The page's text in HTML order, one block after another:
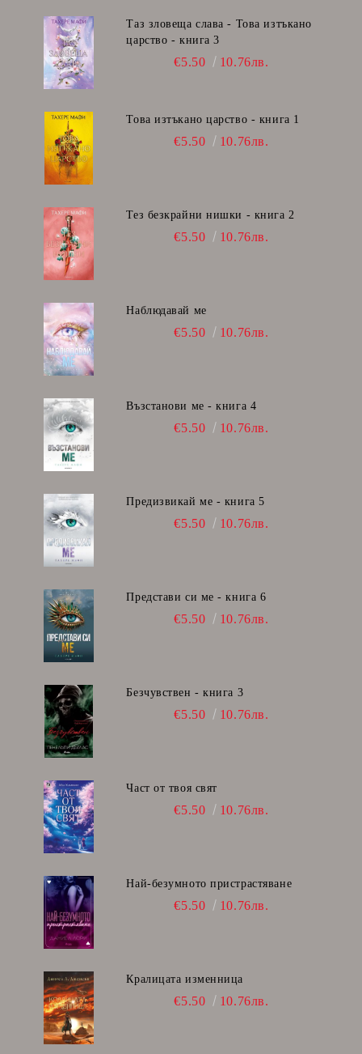
Таз зловеща слава - Това изтъкано
царство - книга 3
€5.50 10.76лв.
Това изтъкано царство - книга 1
€5.50 10.76лв.
Тез безкрайни нишки - книга 2
€5.50 10.76лв.
Наблюдавай ме
€5.50 10.76лв.
Възстанови ме - книга 4
€5.50 10.76лв.
Предизвикай ме - книга 5
€5.50 10.76лв.
Представи си ме - книга 6
€5.50 10.76лв.
Безчувствен - книга 3
€5.50 10.76лв.
Част от твоя свят
€5.50 10.76лв.
Най-безумното пристрастяване
€5.50 10.76лв.
Кралицата изменница
€5.50 10.76лв.